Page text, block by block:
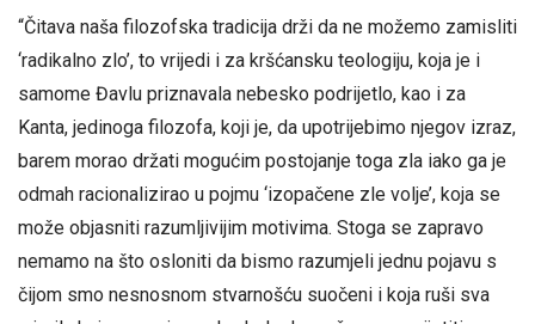
“Čitava naša filozofska tradicija drži da ne možemo zamisliti
‘radikalno zlo’, to vrijedi i za kršćansku teologiju, koja je i
samome Đavlu priznavala nebesko podrijetlo, kao i za
Kanta, jedinoga filozofa, koji je, da upotrijebimo njegov izraz,
barem morao držati mogućim postojanje toga zla iako ga je
odmah racionalizirao u pojmu ‘izopačene zle volje’, koja se
može objasniti razumljivijim motivima. Stoga se zapravo
nemamo na što osloniti da bismo razumjeli jednu pojavu s
čijom smo nesnosnom stvarnošću suočeni i koja ruši sva